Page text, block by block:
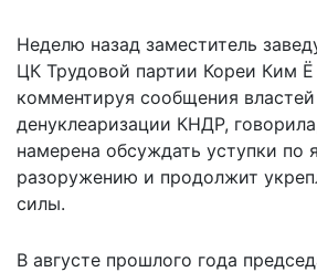
Неделю назад заместитель
ЦК Трудовой партии Кореи Ким
комментируя сообщения
денуклеаризации КНДР,
намерена обсуждать уступки по
разоружению и продолжит
силы.
В августе прошлого года